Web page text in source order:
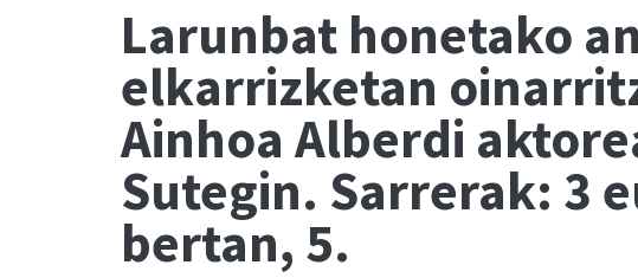
Larunbat honetako
elkarrizketan
Ainhoa Alberdi
Sutegin. Sarrerak: 3
bertan, 5.